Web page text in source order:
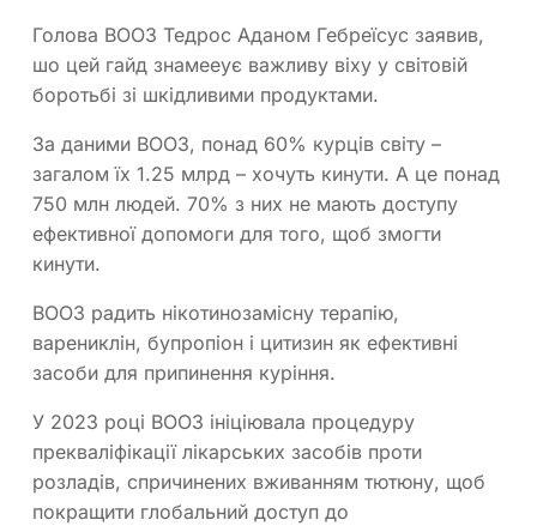
Голова ВООЗ Тедрос Аданом Гебреїсус заявив,
шо цей гайд знамееує важливу віху у світовій
боротьбі зі шкідливими продуктами.
За даними ВООЗ, понад 60% курців світу –
загалом їх 1.25 млрд – хочуть кинути. А це понад
750 млн людей. 70% з них не мають доступу
ефективної допомоги для того, щоб змогти
кинути.
ВООЗ радить нікотинозамісну терапію,
варениклін, бупропіон і цитизин як ефективні
засоби для припинення куріння.
У 2023 році ВООЗ ініціювала процедуру
прекваліфікації лікарських засобів проти
розладів, спричинених вживанням тютюну, щоб
покращити глобальний доступ до